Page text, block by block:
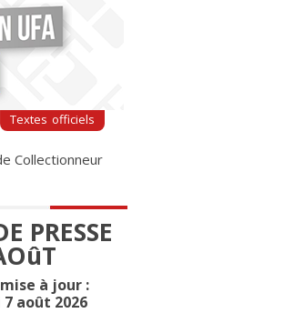
Textes officiels
Collectionneur
PRESSE
à jour :
août 2026